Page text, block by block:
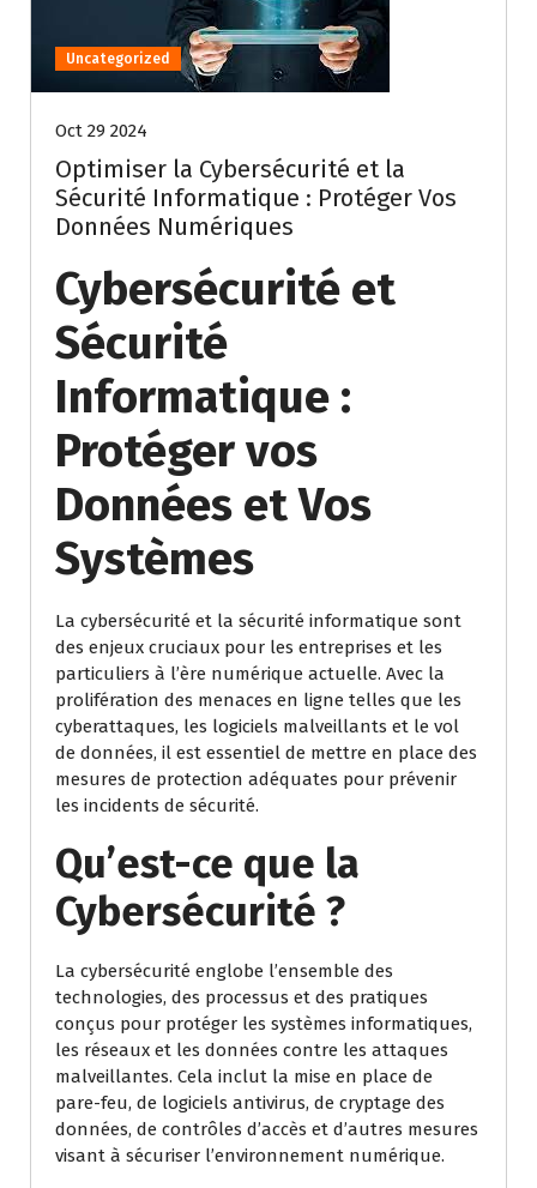
Uncategorized
Oct 29 2024
Optimiser la Cybersécurité et la
Sécurité Informatique : Protéger Vos
Données Numériques
Cybersécurité et
Sécurité
Informatique :
Protéger vos
Données et Vos
Systèmes
La cybersécurité et la sécurité informatique sont
des enjeux cruciaux pour les entreprises et les
particuliers à l’ère numérique actuelle. Avec la
prolifération des menaces en ligne telles que les
cyberattaques, les logiciels malveillants et le vol
de données, il est essentiel de mettre en place des
mesures de protection adéquates pour prévenir
les incidents de sécurité.
Qu’est-ce que la
Cybersécurité ?
La cybersécurité englobe l’ensemble des
technologies, des processus et des pratiques
conçus pour protéger les systèmes informatiques,
les réseaux et les données contre les attaques
malveillantes. Cela inclut la mise en place de
pare-feu, de logiciels antivirus, de cryptage des
données, de contrôles d’accès et d’autres mesures
visant à sécuriser l’environnement numérique.